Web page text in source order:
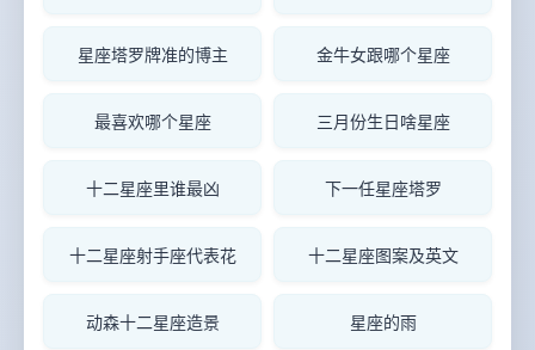
星座塔罗牌准的博主 金牛女跟哪个星座
最喜欢哪个星座 三月份生日啥星座
十二星座里谁最凶 下一任星座塔罗
十二星座射手座代表花 十二星座图案及英文
动森十二星座造景 星座的雨